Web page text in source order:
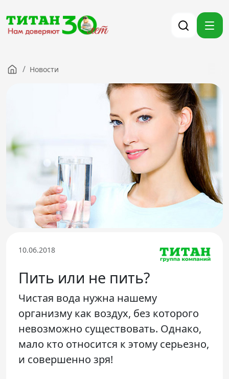
Новости
Контакты
Версия для слабовидящих
8 (3012) 411-099
Телефон доверия
/ Новости
10.06.2018
Пить или не пить?
Чистая вода нужна нашему
организму как воздух, без которого
невозможно существовать. Однако,
мало кто относится к этому серьезно,
и совершенно зря!